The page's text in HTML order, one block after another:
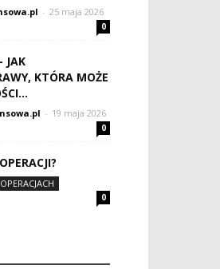
- 25 maja 2026
0
JAK
KTÓRA MOŻE
- 19 maja 2026
0
0